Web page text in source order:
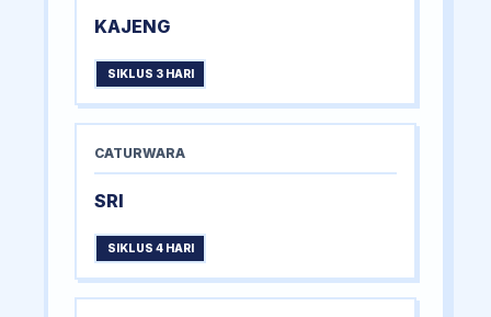
KAJENG
SIKLUS 3 HARI
CATURWARA
SRI
SIKLUS 4 HARI